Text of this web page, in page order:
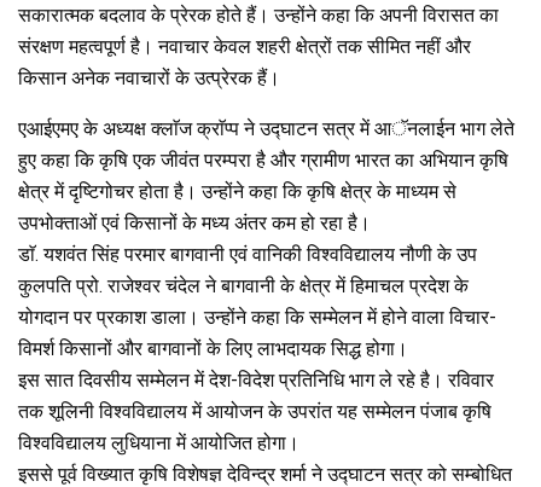
सकारात्मक बदलाव के प्रेरक होते हैं। उन्होंने कहा कि अपनी विरासत का
संरक्षण महत्वपूर्ण है। नवाचार केवल शहरी क्षेत्रों तक सीमित नहीं और
किसान अनेक नवाचारों के उत्प्रेरक हैं।
एआईएमए के अध्यक्ष क्लाॅज क्राॅप्प ने उद्घाटन सत्र में आॅनलाईन भाग लेते
हुए कहा कि कृषि एक जीवंत परम्परा है और ग्रामीण भारत का अभियान कृषि
क्षेत्र में दृष्टिगोचर होता है। उन्होंने कहा कि कृषि क्षेत्र के माध्यम से
उपभोक्ताओं एवं किसानों के मध्य अंतर कम हो रहा है।
डाॅ. यशवंत सिंह परमार बागवानी एवं वानिकी विश्वविद्यालय नौणी के उप
कुलपति प्रो. राजेश्वर चंदेल ने बागवानी के क्षेत्र में हिमाचल प्रदेश के
योगदान पर प्रकाश डाला। उन्होंने कहा कि सम्मेलन में होने वाला विचार-
विमर्श किसानों और बागवानों के लिए लाभदायक सिद्ध होगा।
इस सात दिवसीय सम्मेलन में देश-विदेश प्रतिनिधि भाग ले रहे है। रविवार
तक शूलिनी विश्वविद्यालय में आयोजन के उपरांत यह सम्मेलन पंजाब कृषि
विश्वविद्यालय लुधियाना में आयोजित होगा।
इससे पूर्व विख्यात कृषि विशेषज्ञ देविन्द्र शर्मा ने उद्घाटन सत्र को सम्बोधित